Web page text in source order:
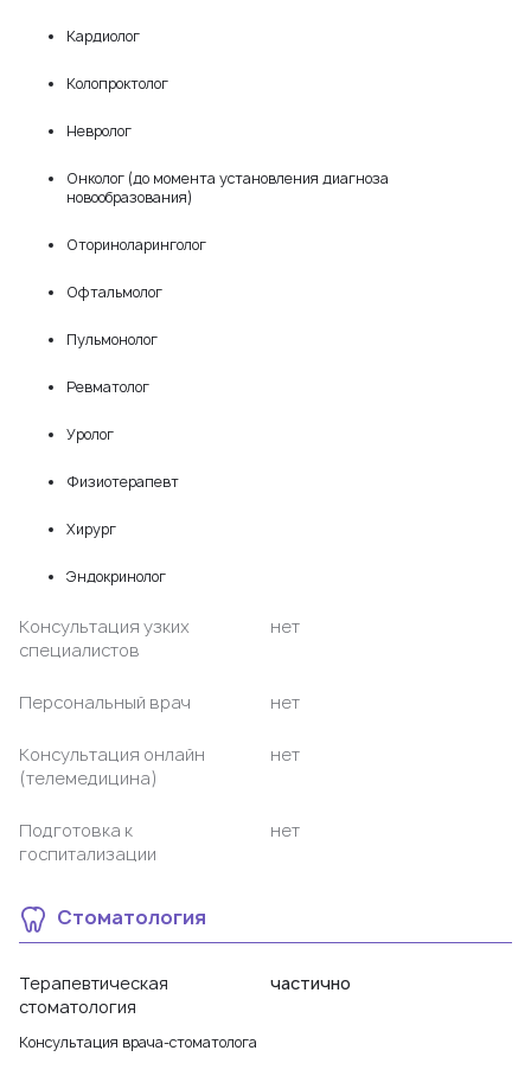
Кардиолог
Колопроктолог
Невролог
Онколог (до момента установления диагноза
новообразования)
Оториноларинголог
Офтальмолог
Пульмонолог
Ревматолог
Уролог
Физиотерапевт
Хирург
Эндокринолог
Консультация узких
специалистов
нет
Персональный врач нет
Консультация онлайн
(телемедицина)
нет
Подготовка к
госпитализации
нет
Стоматология
Терапевтическая
стоматология
частично
Консультация врача-стоматолога